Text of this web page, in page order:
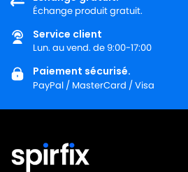
Échange produit gratuit.
Service client
Lun. au vend. de 9:00-17:00
Paiement sécurisé.
PayPal / MasterCard / Visa